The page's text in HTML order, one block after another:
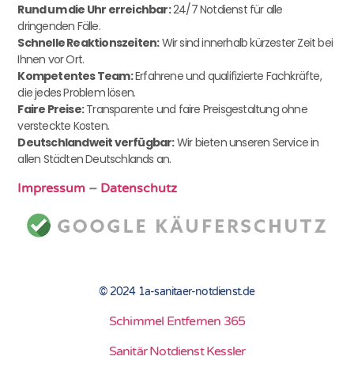
Rund um die Uhr erreichbar:24/7 Notdienst für alle
dringenden Fälle.
Schnelle Reaktionszeiten:Wir sind innerhalb kürzester Zeit bei
Ihnen vor Ort.
Kompetentes Team:Erfahrene und qualifizierte Fachkräfte,
die jedes Problem lösen.
Faire Preise:Transparente und faire Preisgestaltung ohne
versteckte Kosten.
Deutschlandweit verfügbar:Wir bieten unseren Service in
allen Städten Deutschlands an.
Impressum – Datenschutz
© 2024 1a-sanitaer-notdienst.de
Schimmel Entfernen 365
Sanitär Notdienst Kessler